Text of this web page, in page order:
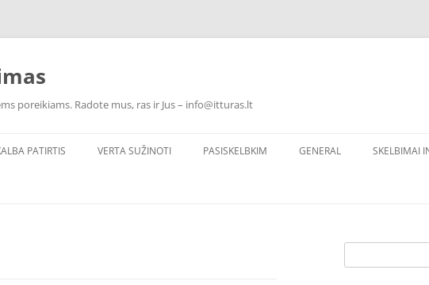
poreikiams. Radote mus, ras ir Jus – info@itturas.lt
PATIRTIS VERTA SUŽINOTI PASISKELBKIM GENERAL SKELBIMAI
for: